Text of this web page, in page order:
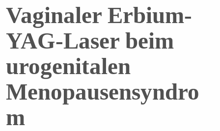
Vaginaler Erbium-
YAG-Laser beim
urogenitalen
Menopausensyndro
m